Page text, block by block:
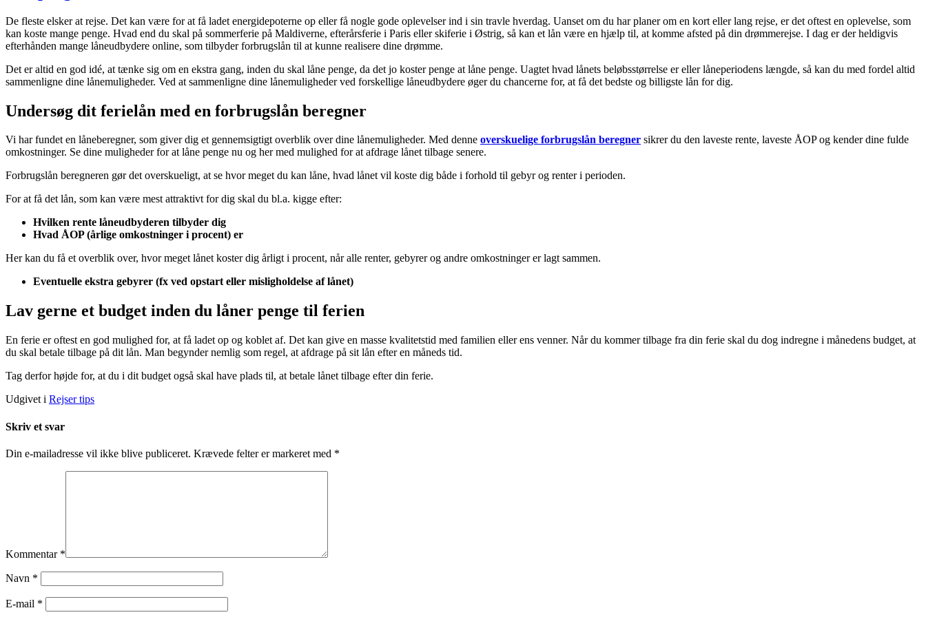
De fleste elsker at rejse. Det kan være for at få ladet energidepoterne op eller få nogle gode oplevelser ind i sin travle hverdag. Uanset om du har planer om en kort eller lang rejse, er det oftest en oplevelse, som
kan koste mange penge. Hvad end du skal på sommerferie på Maldiverne, efterårsferie i Paris eller skiferie i Østrig, så kan et lån være en hjælp til, at komme afsted på din drømmerejse. I dag er der heldigvis
efterhånden mange låneudbydere online, som tilbyder forbrugslån til at kunne realisere dine drømme.
Det er altid en god idé, at tænke sig om en ekstra gang, inden du skal låne penge, da det jo koster penge at låne penge. Uagtet hvad lånets beløbsstørrelse er eller låneperiodens længde, så kan du med fordel altid
sammenligne dine lånemuligheder. Ved at sammenligne dine lånemuligheder ved forskellige låneudbydere øger du chancerne for, at få det bedste og billigste lån for dig.
Undersøg dit ferielån med en forbrugslån beregner
Vi har fundet en låneberegner, som giver dig et gennemsigtigt overblik over dine lånemuligheder. Med denne overskuelige forbrugslån beregner sikrer du den laveste rente, laveste ÅOP og kender dine fulde
omkostninger. Se dine muligheder for at låne penge nu og her med mulighed for at afdrage lånet tilbage senere.
Forbrugslån beregneren gør det overskueligt, at se hvor meget du kan låne, hvad lånet vil koste dig både i forhold til gebyr og renter i perioden.
For at få det lån, som kan være mest attraktivt for dig skal du bl.a. kigge efter:
Hvilken rente låneudbyderen tilbyder dig
Hvad ÅOP (årlige omkostninger i procent) er
Her kan du få et overblik over, hvor meget lånet koster dig årligt i procent, når alle renter, gebyrer og andre omkostninger er lagt sammen.
Eventuelle ekstra gebyrer (fx ved opstart eller misligholdelse af lånet)
Lav gerne et budget inden du låner penge til ferien
En ferie er oftest en god mulighed for, at få ladet op og koblet af. Det kan give en masse kvalitetstid med familien eller ens venner. Når du kommer tilbage fra din ferie skal du dog indregne i månedens budget, at
du skal betale tilbage på dit lån. Man begynder nemlig som regel, at afdrage på sit lån efter en måneds tid.
Tag derfor højde for, at du i dit budget også skal have plads til, at betale lånet tilbage efter din ferie.
Udgivet i Rejser tips
Skriv et svar
Din e-mailadresse vil ikke blive publiceret. Krævede felter er markeret med *
Kommentar *
Navn *
E-mail *